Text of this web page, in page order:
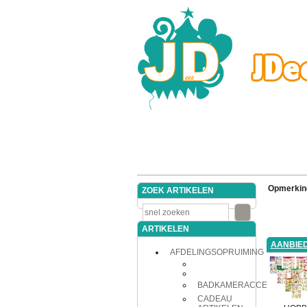
ZOEK ARTIKELEN
ARTIKELEN
AFDELINGSOPRUIMING
BADKAMERACCESSOIRES
CADEAU